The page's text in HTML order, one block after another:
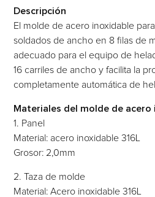
Descripción
El molde de acero inoxidable
soldados de ancho en 8 filas de
adecuado para el equipo de
16 carriles de ancho y facilita la
completamente automática de
Materiales del molde de acero
1. Panel
Material: acero inoxidable 316L
Grosor: 2,0mm
2. Taza de molde
Material: Acero inoxidable 316L